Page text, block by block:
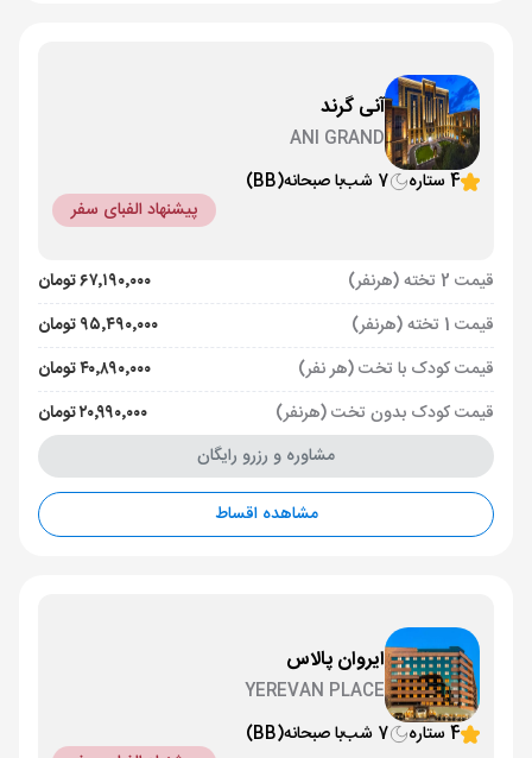
آنی گرند
ANI GRAND
4 ستاره
7 شب با صبحانه(BB)
پیشنهاد الفبای سفر
قیمت 2 تخته (هرنفر)
۶۷٬۱۹۰٬۰۰۰ تومان
قیمت 1 تخته (هرنفر)
۹۵٬۴۹۰٬۰۰۰ تومان
قیمت کودک با تخت (هر نفر)
۴۰٬۸۹۰٬۰۰۰ تومان
قیمت کودک بدون تخت (هرنفر)
۲۰٬۹۹۰٬۰۰۰ تومان
مشاوره و رزرو رایگان
مشاهده اقساط
ایروان پالاس
YEREVAN PLACE
4 ستاره
7 شب با صبحانه(BB)